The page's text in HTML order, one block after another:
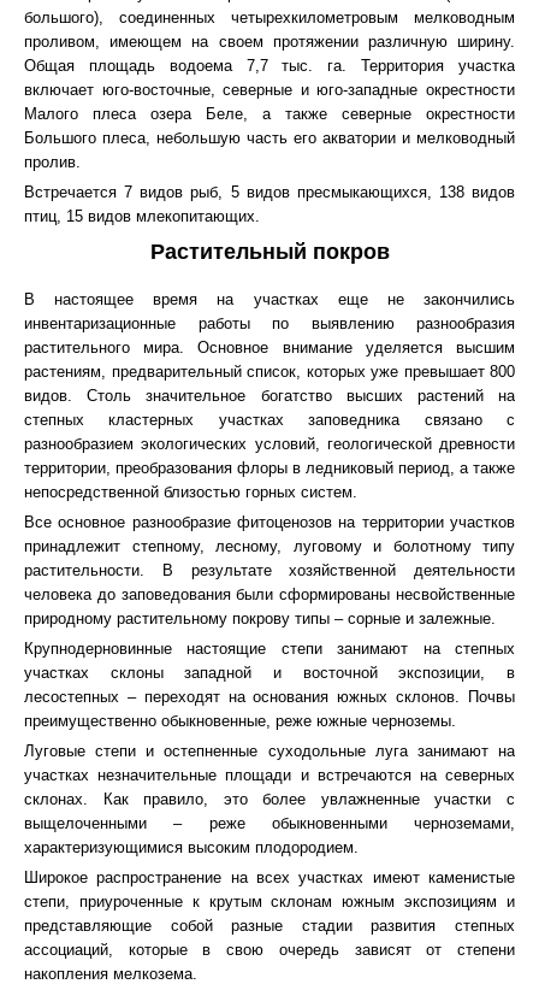
большого), соединенных четырехкилометровым мелководным
проливом, имеющем на своем протяжении различную ширину.
Общая площадь водоема 7,7 тыс. га. Территория участка
включает юго-восточные, северные и юго-западные окрестности
Малого плеса озера Беле, а также северные окрестности
Большого плеса, небольшую часть его акватории и мелководный
пролив.
Встречается 7 видов рыб, 5 видов пресмыкающихся, 138 видов
птиц, 15 видов млекопитающих.
Растительный покров
В настоящее время на участках еще не закончились
инвентаризационные работы по выявлению разнообразия
растительного мира. Основное внимание уделяется высшим
растениям, предварительный список, которых уже превышает 800
видов. Столь значительное богатство высших растений на
степных кластерных участках заповедника связано с
разнообразием экологических условий, геологической древности
территории, преобразования флоры в ледниковый период, а также
непосредственной близостью горных систем.
Все основное разнообразие фитоценозов на территории участков
принадлежит степному, лесному, луговому и болотному типу
растительности. В результате хозяйственной деятельности
человека до заповедования были сформированы несвойственные
природному растительному покрову типы – сорные и залежные.
Крупнодерновинные настоящие степи занимают на степных
участках склоны западной и восточной экспозиции, в
лесостепных – переходят на основания южных склонов. Почвы
преимущественно обыкновенные, реже южные черноземы.
Луговые степи и остепненные суходольные луга занимают на
участках незначительные площади и встречаются на северных
склонах. Как правило, это более увлажненные участки с
выщелоченными – реже обыкновенными черноземами,
характеризующимися высоким плодородием.
Широкое распространение на всех участках имеют каменистые
степи, приуроченные к крутым склонам южным экспозициям и
представляющие собой разные стадии развития степных
ассоциаций, которые в свою очередь зависят от степени
накопления мелкозема.